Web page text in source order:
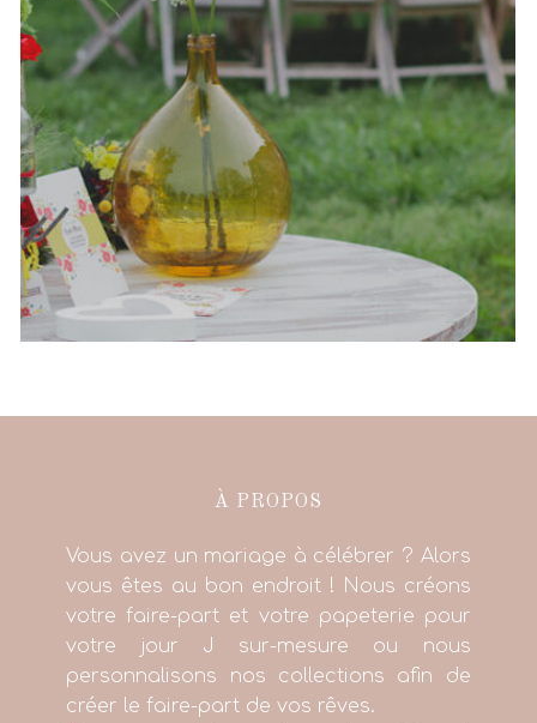
+
Shooting d’inspiration { Champêtre
rustique }
À PROPOS
Vous avez un mariage à célébrer ? Alors
vous êtes au bon endroit ! Nous créons
votre faire-part et votre papeterie pour
votre jour J sur-mesure ou nous
personnalisons nos collections afin de
créer le faire-part de vos rêves.